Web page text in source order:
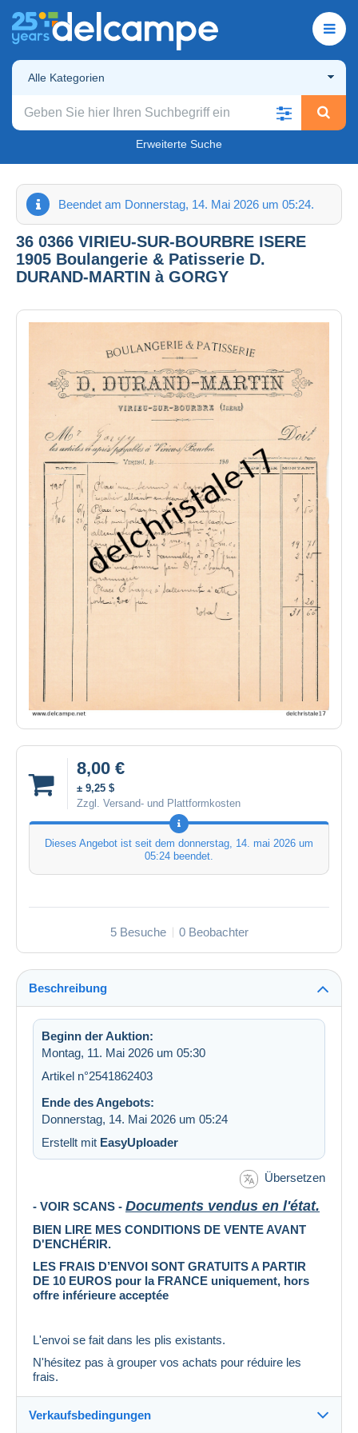
Alle Kategorien
Erweiterte Suche
Beendet am Donnerstag, 14. Mai 2026 um 05:24.
36 0366 VIRIEU-SUR-BOURBRE ISERE
1905 Boulangerie & Patisserie D.
DURAND-MARTIN à GORGY
8,00 €
± 9,25 $
Zzgl. Versand- und Plattformkosten
Dieses Angebot ist seit dem donnerstag, 14. mai 2026 um
05:24 beendet.
5 Besuche 0 Beobachter
Beschreibung
Beginn der Auktion:
Montag, 11. Mai 2026 um 05:30
Artikel n°2541862403
Ende des Angebots:
Donnerstag, 14. Mai 2026 um 05:24
Erstellt mit EasyUploader
Übersetzen
- VOIR SCANS - Documents vendus en l'état.
BIEN LIRE MES CONDITIONS DE VENTE AVANT
D'ENCHÉRIR.
LES FRAIS D’ENVOI SONT GRATUITS A PARTIR
DE 10 EUROS pour la FRANCE uniquement, hors
offre inférieure acceptée
L'envoi se fait dans les plis existants.
N'hésitez pas à grouper vos achats pour réduire les
frais.
Verkaufsbedingungen